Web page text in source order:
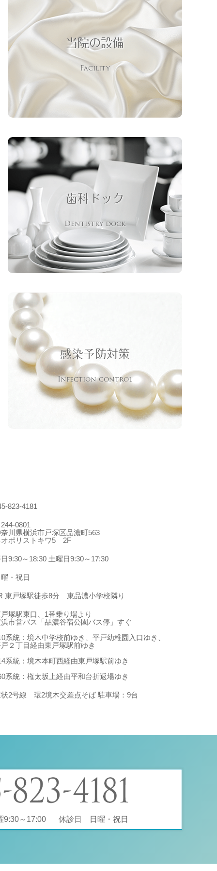
当院の設備
Facility
歯科ドック
Dentistry dock
感染予防対策
Infection control
823-4181
0801
川県横浜市戸塚区品濃町563
オポリストキワ5 2F
9:30～18:30 土曜日9:30～17:30
・祝日
東戸塚駅徒歩8分 東品濃小学校隣り
塚駅東口、1番乗り場より
市営バス「品濃谷宿公園バス停」すぐ
系統：境木中学校前ゆき、平戸幼稚園入口ゆき、
２丁目経由東戸塚駅前ゆき
系統：境木本町西経由東戸塚駅前ゆき
系統：権太坂上経由平和台折返場ゆき
2号線 環2境木交差点そば 駐車場：9台
9:30～17:00 休診日 日曜・祝日